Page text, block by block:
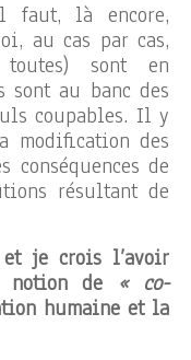
faut, là encore,
au cas par cas,
toutes) sont en
sont au banc des
coupables. Il y
modification des
conséquences de
résultant de
je crois l’avoir
notion de « co-
humaine et la